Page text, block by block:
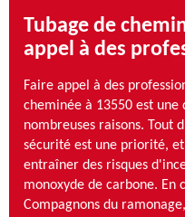
Tubage de
appel à des
Faire appel à des
cheminée à 13550 est une
nombreuses raisons. Tout
sécurité est une priorité,
entraîner des risques
monoxyde de carbone. En
Compagnons du